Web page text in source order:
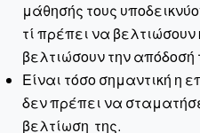
μάθησής τους
τί πρέπει να βελτιώσουν
βελτιώσουν την απόδοσή
Είναι τόσο σημαντική η
δεν πρέπει να
βελτίωση της.